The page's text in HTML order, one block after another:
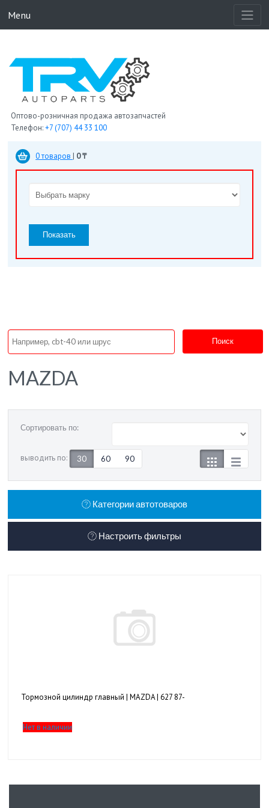
Menu
Оптово-розничная продажа автозапчастей
Телефон:+7 (707) 44 33 100
0 товаров | 0 ₸
Показать
Поиск
MAZDA
Сортировать по:
выводить по: 30 60 90
Категории автотоваров
Настроить фильтры
Тормозной цилиндр главный | MAZDA | 627 87-
Нет в наличии